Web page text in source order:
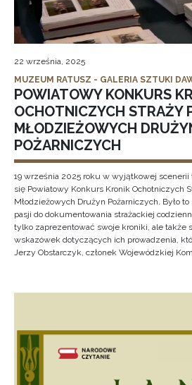
22 września, 2025
MUZEUM RATUSZ - GALERIA SZTUKI
POWIATOWY KONKURS
OCHOTNICZYCH STRAŻY
MŁODZIEŻOWYCH
POŻARNICZYCH
19 września 2025 roku w wyjątkowej scenerii
się Powiatowy Konkurs Kronik Ochotniczych
Młodzieżowych Drużyn Pożarniczych. Było
pasji do dokumentowania strażackiej
tylko zaprezentować swoje kroniki, ale także
wskazówek dotyczących ich prowadzenia,
Jerzy Obstarczyk, członek Wojewódzkiej